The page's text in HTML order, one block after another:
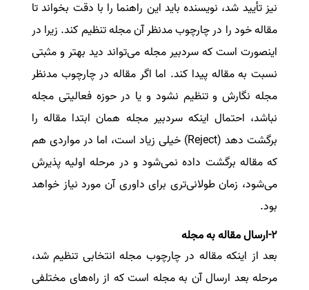
نیز تأیید شد، نویسنده باید این راهنما را با دقت بخواند تا
مقاله خود را در چارچوب مدنظر آن مجله تنظیم کند. زیرا در
اینصورت است که سردبیر مجله می‌تواند دید بهتر و مثبتی
نسبت به مقاله پیدا کند. اما اگر مقاله در چارچوب مدنظر
مجله نگارش و تنظیم نشود و یا در حوزه فعالیتی مجله
نباشد، احتمال اینکه سردبیر مجله همان ابتدا مقاله را
برگشت دهد (Reject)
خیلی زیاد است، اما در مواردی هم
که مقاله برگشت داده نمی‌شود و در مرحله اولیه پذیرش
می‌شود، زمان طولانی‌تری برای داوری آن مورد نیاز خواهد
بود.
2-ارسال مقاله به مجله
بعد از اینکه مقاله در چارچوب مجله‌ انتخابی تنظیم شد،
مرحله بعد ارسال آن به مجله است که از راه‌های مختلفی